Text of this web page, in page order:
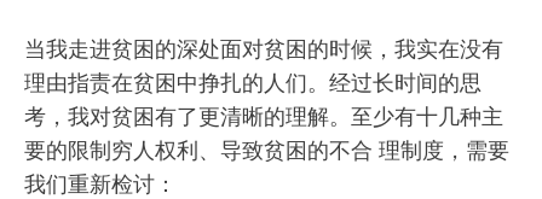
当我走进贫困的深处面对贫困的时候，我实在没有
理由指责在贫困中挣扎的人们。经过长时间的思
考，我对贫困有了更清晰的理解。至少有十几种主
要的限制穷人权利、导致贫困的不合 理制度，需要
我们重新检讨：